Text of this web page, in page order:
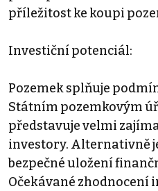
příležitost ke koupi
Investiční potenciál:
Pozemek splňuje
Státním pozemkovým
představuje velmi
investory. Alternativně
bezpečné uložení
Očekávané zhodnocení